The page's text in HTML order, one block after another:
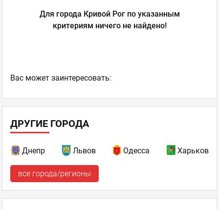
Для города Кривой Рог по указанным
критериям ничего не найдено!
Ваc может заинтересовать:
ДРУГИЕ ГОРОДА
Днепр Львов Одесса Харьков
все города/регионы